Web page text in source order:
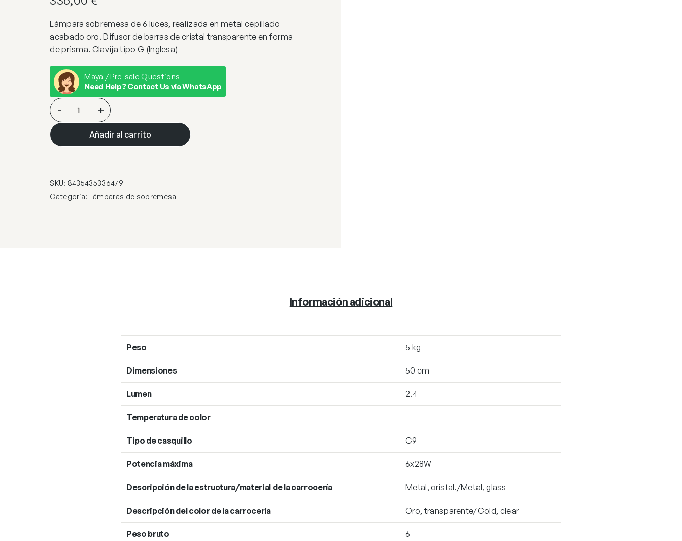
Lámpara sobremesa de 6 luces, realizada en metal cepillado
acabado oro. Difusor de barras de cristal transparente en forma
de prisma. Clavija tipo G (Inglesa)
Maya / Pre-sale Questions
Need Help? Contact Us via WhatsApp
GRACE-
SOBREMESA
6L
ORO
- +
Añadir al carrito
SKU: 8435435336479
Categoría: Lámparas de sobremesa
Información adicional
Peso 5 kg
Dimensiones 50 cm
Lumen 2.4
Temperatura de color
Tipo de casquillo G9
Potencia máxima 6x28W
Descripción de la estructura/material de la carrocería Metal, cristal./Metal, glass
Descripción del color de la carrocería Oro, transparente/Gold, clear
Peso bruto 6